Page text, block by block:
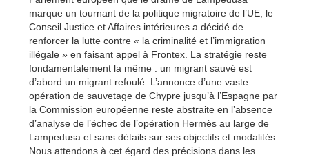
marque un tournant de la politique migratoire de l’UE, le
Conseil Justice et Affaires intérieures a décidé de
renforcer la lutte contre « la criminalité et l’immigration
illégale » en faisant appel à Frontex. La stratégie reste
fondamentalement la même : un migrant sauvé est
d’abord un migrant refoulé. L’annonce d’une vaste
opération de sauvetage de Chypre jusqu’à l’Espagne par
la Commission européenne reste abstraite en l’absence
d’analyse de l’échec de l’opération Hermès au large de
Lampedusa et sans détails sur ses objectifs et modalités.
Nous attendons à cet égard des précisions dans les